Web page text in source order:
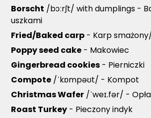
Borscht /bɔːrʃt/ with dumplings -
uszkami
Fried/Baked carp - Karp
Poppy seed cake - Makowiec
Gingerbread cookies - Pierniczki
Compote /ˈkɒmpəʊt/ - Kompot
Christmas Wafer /ˈweɪ.fər/ -
Roast Turkey - Pieczony indyk